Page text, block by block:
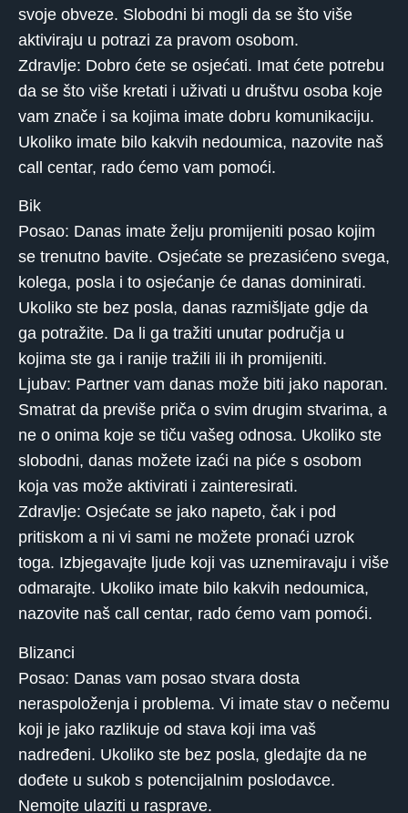
svoje obveze. Slobodni bi mogli da se što više
aktiviraju u potrazi za pravom osobom.
Zdravlje: Dobro ćete se osjećati. Imat ćete potrebu
da se što više kretati i uživati ​​u društvu osoba koje
vam znače i sa kojima imate dobru komunikaciju.
Ukoliko imate bilo kakvih nedoumica, nazovite naš
call centar, rado ćemo vam pomoći.
Bik
Posao: Danas imate želju promijeniti posao kojim
se trenutno bavite. Osjećate se prezasićeno svega,
kolega, posla i to osjećanje će danas dominirati.
Ukoliko ste bez posla, danas razmišljate gdje da
ga potražite. Da li ga tražiti unutar područja u
kojima ste ga i ranije tražili ili ih promijeniti.
Ljubav: Partner vam danas može biti jako naporan.
Smatrat da previše priča o svim drugim stvarima, a
ne o onima koje se tiču ​​vašeg odnosa. Ukoliko ste
slobodni, danas možete izaći na piće s osobom
koja vas može aktivirati i zainteresirati.
Zdravlje: Osjećate se jako napeto, čak i pod
pritiskom a ni vi sami ne možete pronaći uzrok
toga. Izbjegavajte ljude koji vas uznemiravaju i više
odmarajte. Ukoliko imate bilo kakvih nedoumica,
nazovite naš call centar, rado ćemo vam pomoći.
Blizanci
Posao: Danas vam posao stvara dosta
neraspoloženja i problema. Vi imate stav o nečemu
koji je jako razlikuje od stava koji ima vaš
nadređeni. Ukoliko ste bez posla, gledajte da ne
dođete u sukob s potencijalnim poslodavce.
Nemojte ulaziti u rasprave.